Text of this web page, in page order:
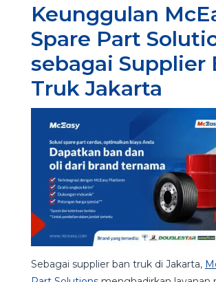
Keunggulan
Spare Part
sebagai Supplier
Truk Jakarta
Sebagai supplier ban truk di Jakarta,